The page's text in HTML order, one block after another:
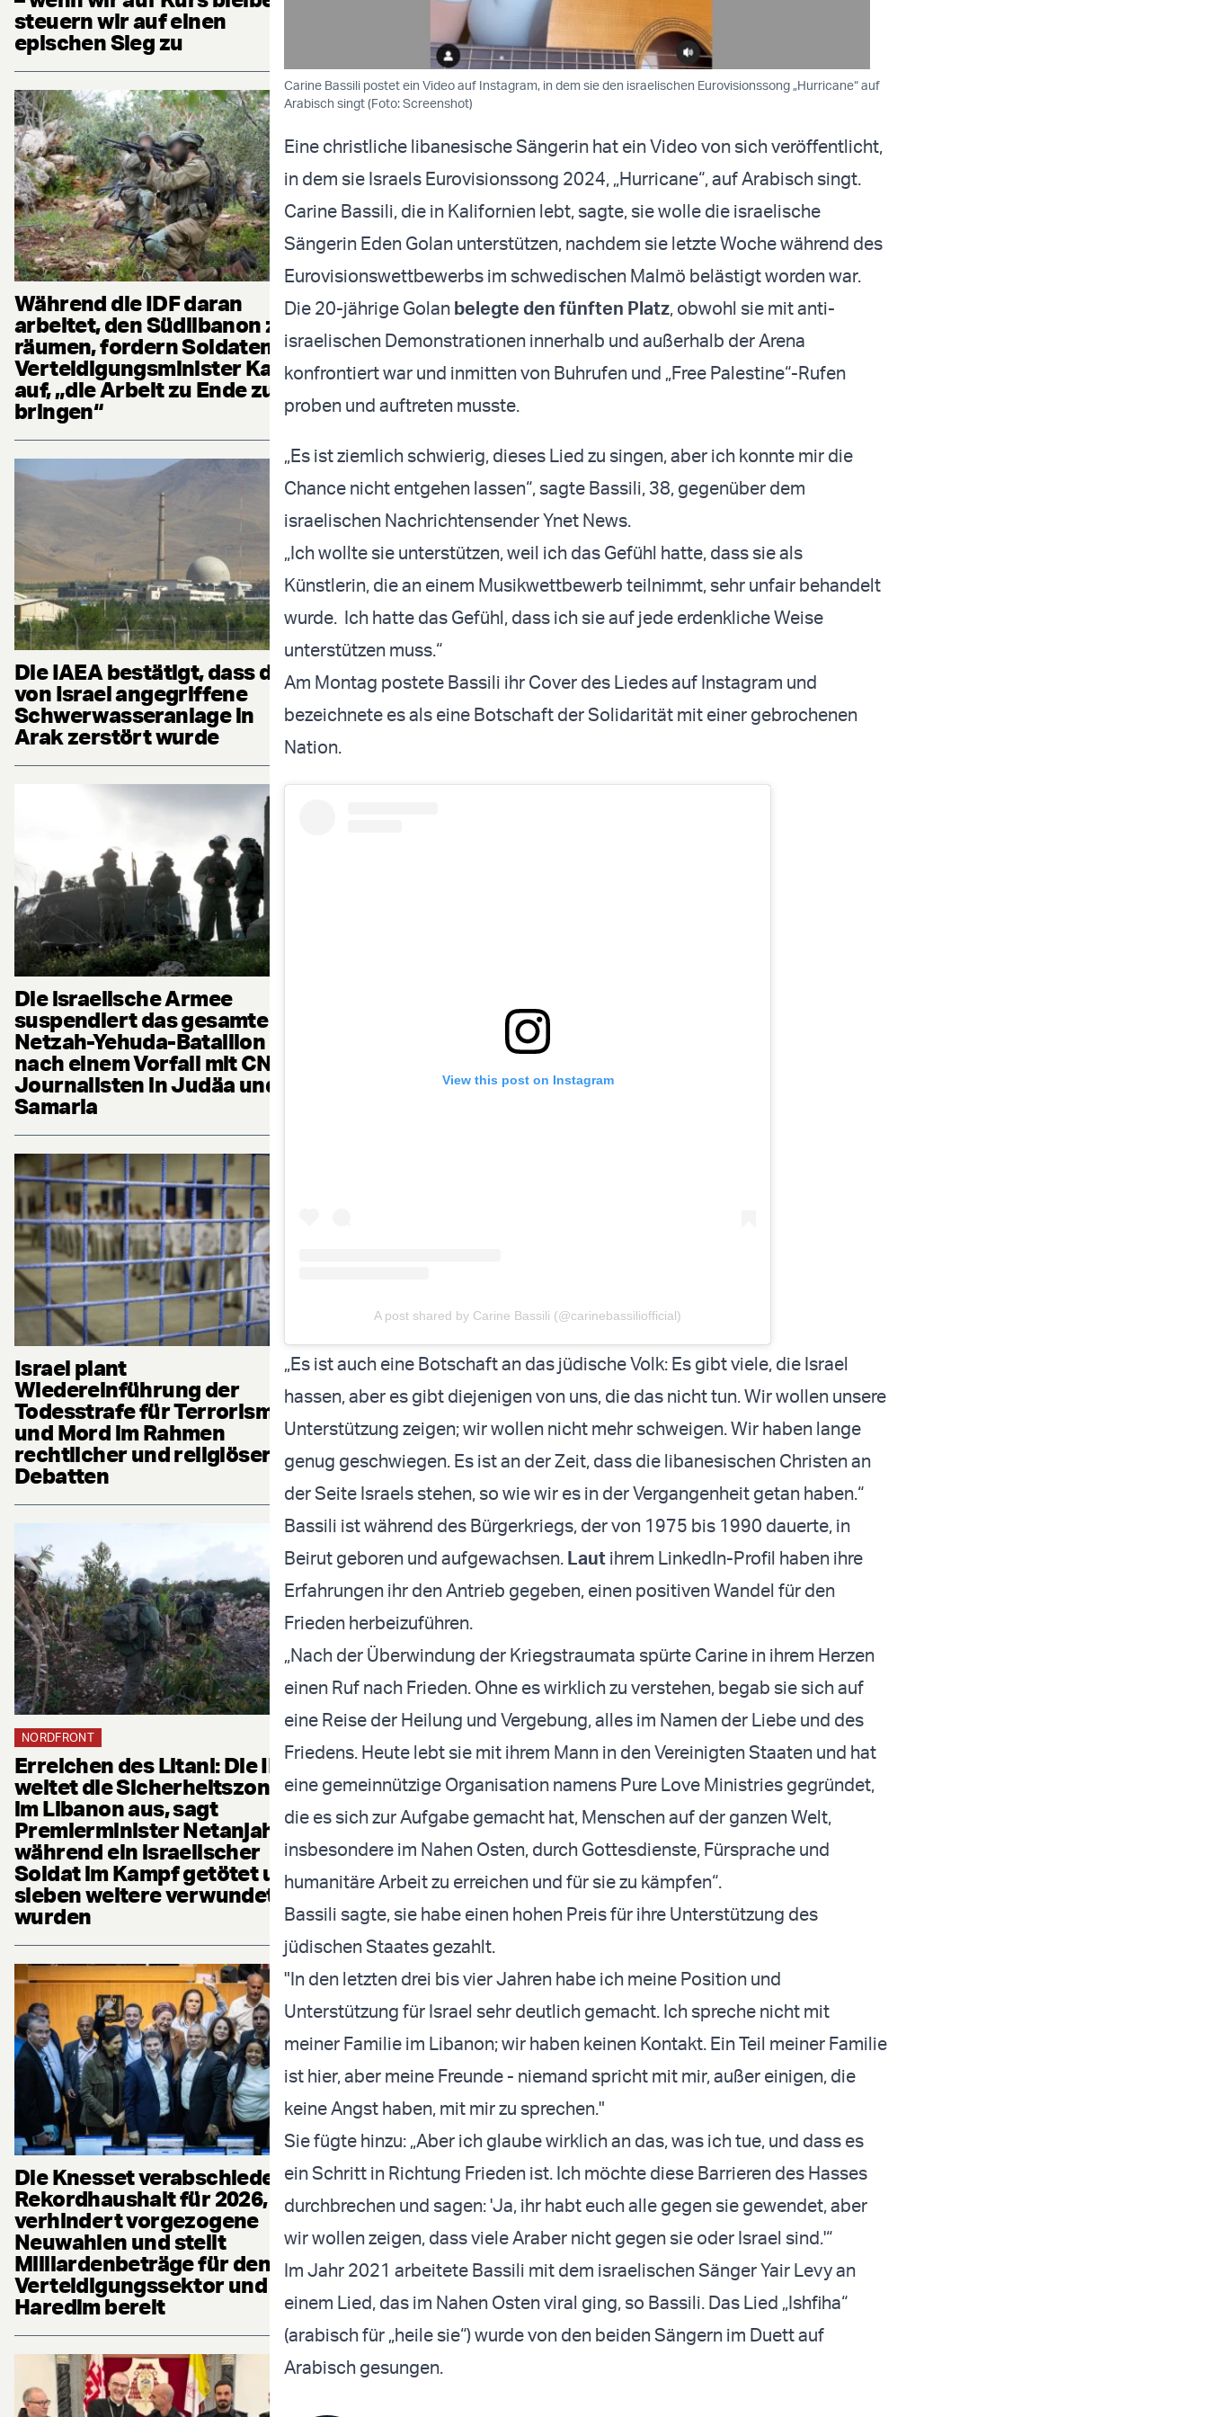
steuern wir auf einen
epischen Sieg zu
Während die IDF daran
arbeitet, den Südlibanon zu
räumen, fordern Soldaten
Verteidigungsminister Katz
auf, „die Arbeit zu Ende zu
bringen“
Die IAEA bestätigt, dass die
von Israel angegriffene
Schwerwasseranlage in
Arak zerstört wurde
Die israelische Armee
suspendiert das gesamte
Netzah-Yehuda-Bataillon
nach einem Vorfall mit CNN-
Journalisten in Judäa und
Samaria
Israel plant
Wiedereinführung der
Todesstrafe für Terrorismus
und Mord im Rahmen
rechtlicher und religiöser
Debatten
NORDFRONT
Erreichen des Litani: Die IDF
weitet die Sicherheitszone
im Libanon aus, sagt
Premierminister Netanjahu,
während ein israelischer
Soldat im Kampf getötet und
sieben weitere verwundet
wurden
Die Knesset verabschiedet
Rekordhaushalt für 2026,
verhindert vorgezogene
Neuwahlen und stellt
Milliardenbeträge für den
Verteidigungssektor und die
Haredim bereit
Carine Bassili postet ein Video auf Instagram, in dem sie den israelischen Eurovisionssong „Hurricane“ auf
Arabisch singt (Foto: Screenshot)
Eine christliche libanesische Sängerin hat ein Video von sich veröffentlicht,
in dem sie Israels Eurovisionssong 2024, „Hurricane“, auf Arabisch singt.
Carine Bassili, die in Kalifornien lebt, sagte, sie wolle die israelische
Sängerin Eden Golan unterstützen, nachdem sie letzte Woche während des
Eurovisionswettbewerbs im schwedischen Malmö belästigt worden war.
Die 20-jährige Golan belegte den fünften Platz, obwohl sie mit anti-
israelischen Demonstrationen innerhalb und außerhalb der Arena
konfrontiert war und inmitten von Buhrufen und „Free Palestine“-Rufen
proben und auftreten musste.
„Es ist ziemlich schwierig, dieses Lied zu singen, aber ich konnte mir die
Chance nicht entgehen lassen“, sagte Bassili, 38, gegenüber dem
israelischen Nachrichtensender Ynet News.
„Ich wollte sie unterstützen, weil ich das Gefühl hatte, dass sie als
Künstlerin, die an einem Musikwettbewerb teilnimmt, sehr unfair behandelt
wurde. Ich hatte das Gefühl, dass ich sie auf jede erdenkliche Weise
unterstützen muss.“
Am Montag postete Bassili ihr Cover des Liedes auf Instagram und
bezeichnete es als eine Botschaft der Solidarität mit einer gebrochenen
Nation.
View this post on Instagram
A post shared by Carine Bassili (@carinebassiliofficial)
„Es ist auch eine Botschaft an das jüdische Volk: Es gibt viele, die Israel
hassen, aber es gibt diejenigen von uns, die das nicht tun. Wir wollen unsere
Unterstützung zeigen; wir wollen nicht mehr schweigen. Wir haben lange
genug geschwiegen. Es ist an der Zeit, dass die libanesischen Christen an
der Seite Israels stehen, so wie wir es in der Vergangenheit getan haben.“
Bassili ist während des Bürgerkriegs, der von 1975 bis 1990 dauerte, in
Beirut geboren und aufgewachsen. Laut ihrem LinkedIn-Profil haben ihre
Erfahrungen ihr den Antrieb gegeben, einen positiven Wandel für den
Frieden herbeizuführen.
„Nach der Überwindung der Kriegstraumata spürte Carine in ihrem Herzen
einen Ruf nach Frieden. Ohne es wirklich zu verstehen, begab sie sich auf
eine Reise der Heilung und Vergebung, alles im Namen der Liebe und des
Friedens. Heute lebt sie mit ihrem Mann in den Vereinigten Staaten und hat
eine gemeinnützige Organisation namens Pure Love Ministries gegründet,
die es sich zur Aufgabe gemacht hat, Menschen auf der ganzen Welt,
insbesondere im Nahen Osten, durch Gottesdienste, Fürsprache und
humanitäre Arbeit zu erreichen und für sie zu kämpfen“.
Bassili sagte, sie habe einen hohen Preis für ihre Unterstützung des
jüdischen Staates gezahlt.
"In den letzten drei bis vier Jahren habe ich meine Position und
Unterstützung für Israel sehr deutlich gemacht. Ich spreche nicht mit
meiner Familie im Libanon; wir haben keinen Kontakt. Ein Teil meiner Familie
ist hier, aber meine Freunde - niemand spricht mit mir, außer einigen, die
keine Angst haben, mit mir zu sprechen."
Sie fügte hinzu: „Aber ich glaube wirklich an das, was ich tue, und dass es
ein Schritt in Richtung Frieden ist. Ich möchte diese Barrieren des Hasses
durchbrechen und sagen: 'Ja, ihr habt euch alle gegen sie gewendet, aber
wir wollen zeigen, dass viele Araber nicht gegen sie oder Israel sind.'“
Im Jahr 2021 arbeitete Bassili mit dem israelischen Sänger Yair Levy an
einem Lied, das im Nahen Osten viral ging, so Bassili. Das Lied „Ishfiha“
(arabisch für „heile sie“) wurde von den beiden Sängern im Duett auf
Arabisch gesungen.